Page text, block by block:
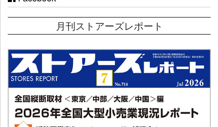
月刊ストアーズレポート